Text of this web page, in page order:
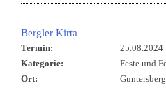
Bergler Kirta
Termin:
25.08.2024
Kategorie:
Feste und
Ort:
Guntersberg